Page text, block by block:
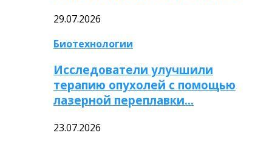
29.07.2026
Биотехнологии
Исследователи улучшили
терапию опухолей с помощью
лазерной переплавки…
23.07.2026